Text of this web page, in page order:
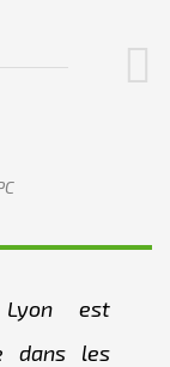
est
dans les